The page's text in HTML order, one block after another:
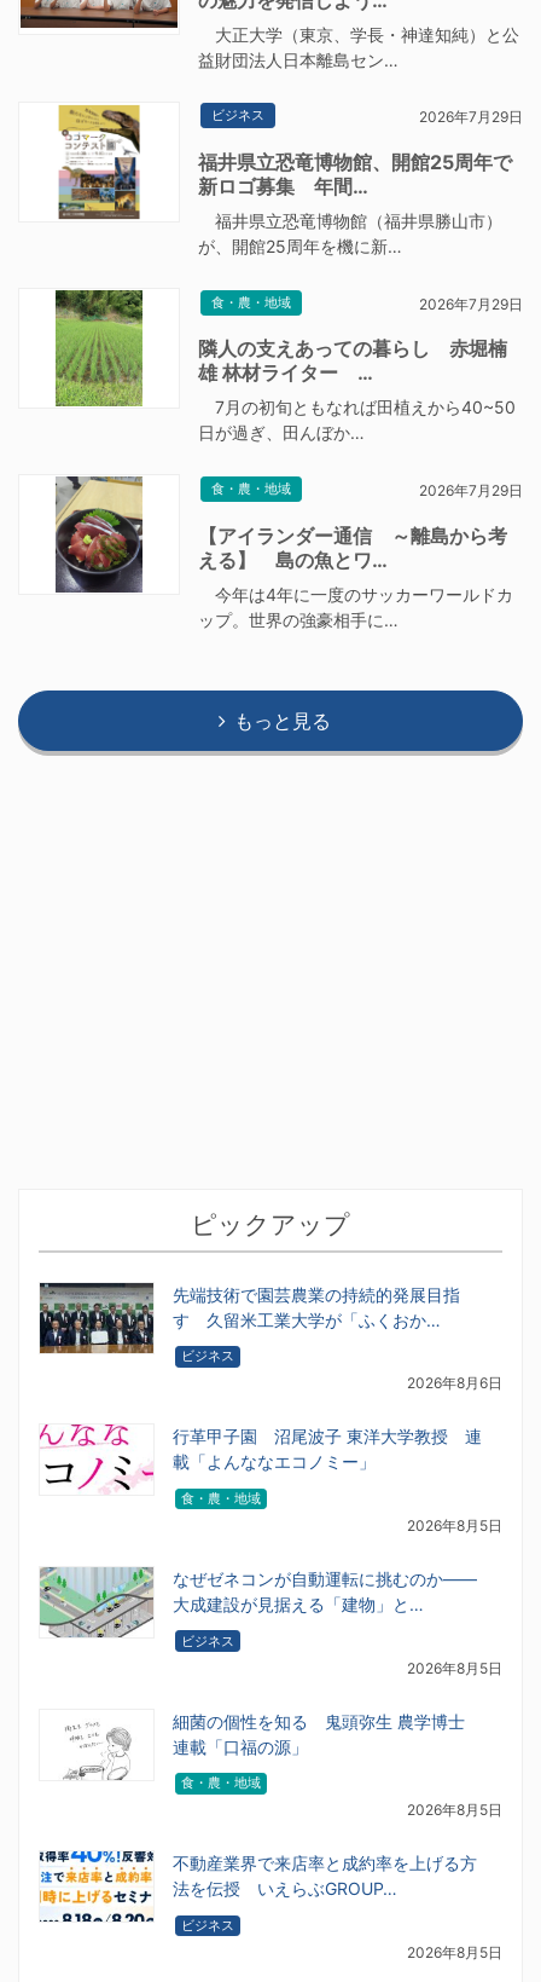
大正大学（東京、学長・神達知純）と公
益財団法人日本離島セン…
ビジネス 2026年7月29日
福井県立恐竜博物館、開館25周年で
新ロゴ募集 年間…
福井県立恐竜博物館（福井県勝山市）
が、開館25周年を機に新…
食・農・地域 2026年7月29日
隣人の支えあっての暮らし 赤堀楠
雄 林材ライター …
7月の初旬ともなれば田植えから40~50
日が過ぎ、田んぼか…
食・農・地域 2026年7月29日
【アイランダー通信 ～離島から考
える】 島の魚とワ…
今年は4年に一度のサッカーワールドカ
ップ。世界の強豪相手に…
もっと見る
ピックアップ
先端技術で園芸農業の持続的発展目指
す 久留米工業大学が「ふくおか…
ビジネス
2026年8月6日
行革甲子園 沼尾波子 東洋大学教授 連
載「よんななエコノミー」
食・農・地域
2026年8月5日
なぜゼネコンが自動運転に挑むのか――
大成建設が見据える「建物」と…
ビジネス
2026年8月5日
細菌の個性を知る 鬼頭弥生 農学博士
連載「口福の源」
食・農・地域
2026年8月5日
不動産業界で来店率と成約率を上げる方
法を伝授 いえらぶGROUP…
ビジネス
2026年8月5日